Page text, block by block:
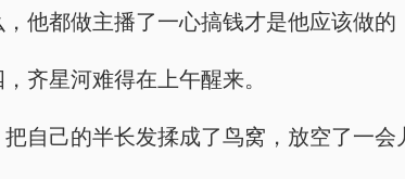
他都做主播了一心搞钱才是他应该做
齐星河难得在上午醒来。
自己的半长发揉成了鸟窝，放空了一